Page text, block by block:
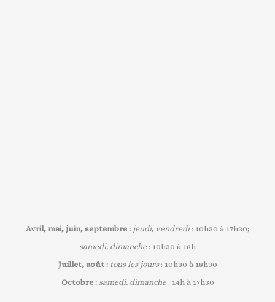
Avril, mai, juin, septembre : jeudi, vendredi: 10h30 à 17h30;
samedi, dimanche: 10h30 à 18h
Juillet, août : tous les jours: 10h30 à 18h30
Octobre : samedi, dimanche: 14h à 17h30